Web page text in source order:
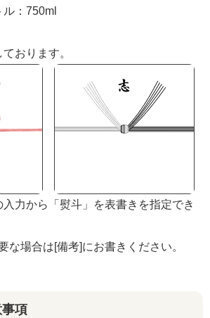
：750ml
おります。
力から「熨斗」を表書きを指定でき
な場合は[備考]にお書きください。
項